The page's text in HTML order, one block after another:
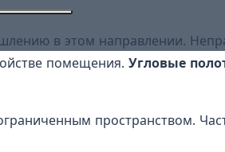
в этом направлении.
помещения. Угловые
пространством.